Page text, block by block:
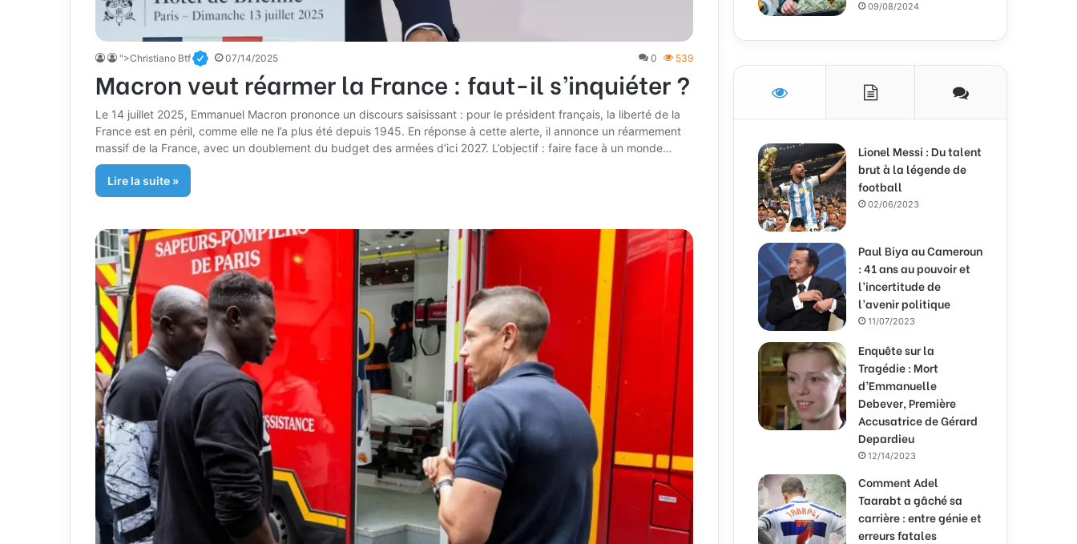
">Christiano Btf 07/14/2025 0 539
Macron veut réarmer la France : faut-il s’inquiéter ?
Le 14 juillet 2025, Emmanuel Macron prononce un discours saisissant : pour le président français, la liberté de la
France est en péril, comme elle ne l’a plus été depuis 1945. En réponse à cette alerte, il annonce un réarmement
massif de la France, avec un doublement du budget des armées d’ici 2027. L’objectif : faire face à un monde…
Lire la suite »
09/08/2024
Lionel Messi : Du talent
brut à la légende de
football
02/06/2023
Paul Biya au Cameroun
: 41 ans au pouvoir et
l’incertitude de
l’avenir politique
11/07/2023
Enquête sur la
Tragédie : Mort
d’Emmanuelle
Debever, Première
Accusatrice de Gérard
Depardieu
12/14/2023
Comment Adel
Taarabt a gâché sa
carrière : entre génie et
erreurs fatales